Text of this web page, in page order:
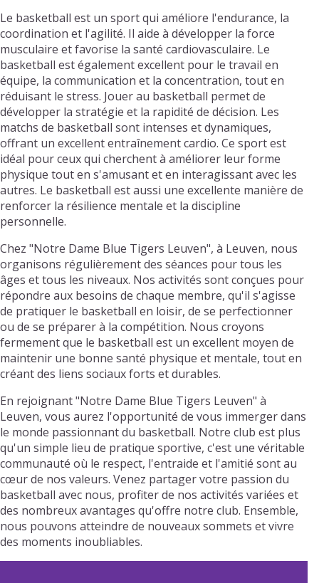
Le basketball est un sport qui améliore l'endurance, la
coordination et l'agilité. Il aide à développer la force
musculaire et favorise la santé cardiovasculaire. Le
basketball est également excellent pour le travail en
équipe, la communication et la concentration, tout en
réduisant le stress. Jouer au basketball permet de
développer la stratégie et la rapidité de décision. Les
matchs de basketball sont intenses et dynamiques,
offrant un excellent entraînement cardio. Ce sport est
idéal pour ceux qui cherchent à améliorer leur forme
physique tout en s'amusant et en interagissant avec les
autres. Le basketball est aussi une excellente manière de
renforcer la résilience mentale et la discipline
personnelle.
Chez "Notre Dame Blue Tigers Leuven", à Leuven, nous
organisons régulièrement des séances pour tous les
âges et tous les niveaux. Nos activités sont conçues pour
répondre aux besoins de chaque membre, qu'il s'agisse
de pratiquer le basketball en loisir, de se perfectionner
ou de se préparer à la compétition. Nous croyons
fermement que le basketball est un excellent moyen de
maintenir une bonne santé physique et mentale, tout en
créant des liens sociaux forts et durables.
En rejoignant "Notre Dame Blue Tigers Leuven" à
Leuven, vous aurez l'opportunité de vous immerger dans
le monde passionnant du basketball. Notre club est plus
qu'un simple lieu de pratique sportive, c'est une véritable
communauté où le respect, l'entraide et l'amitié sont au
cœur de nos valeurs. Venez partager votre passion du
basketball avec nous, profiter de nos activités variées et
des nombreux avantages qu'offre notre club. Ensemble,
nous pouvons atteindre de nouveaux sommets et vivre
des moments inoubliables.